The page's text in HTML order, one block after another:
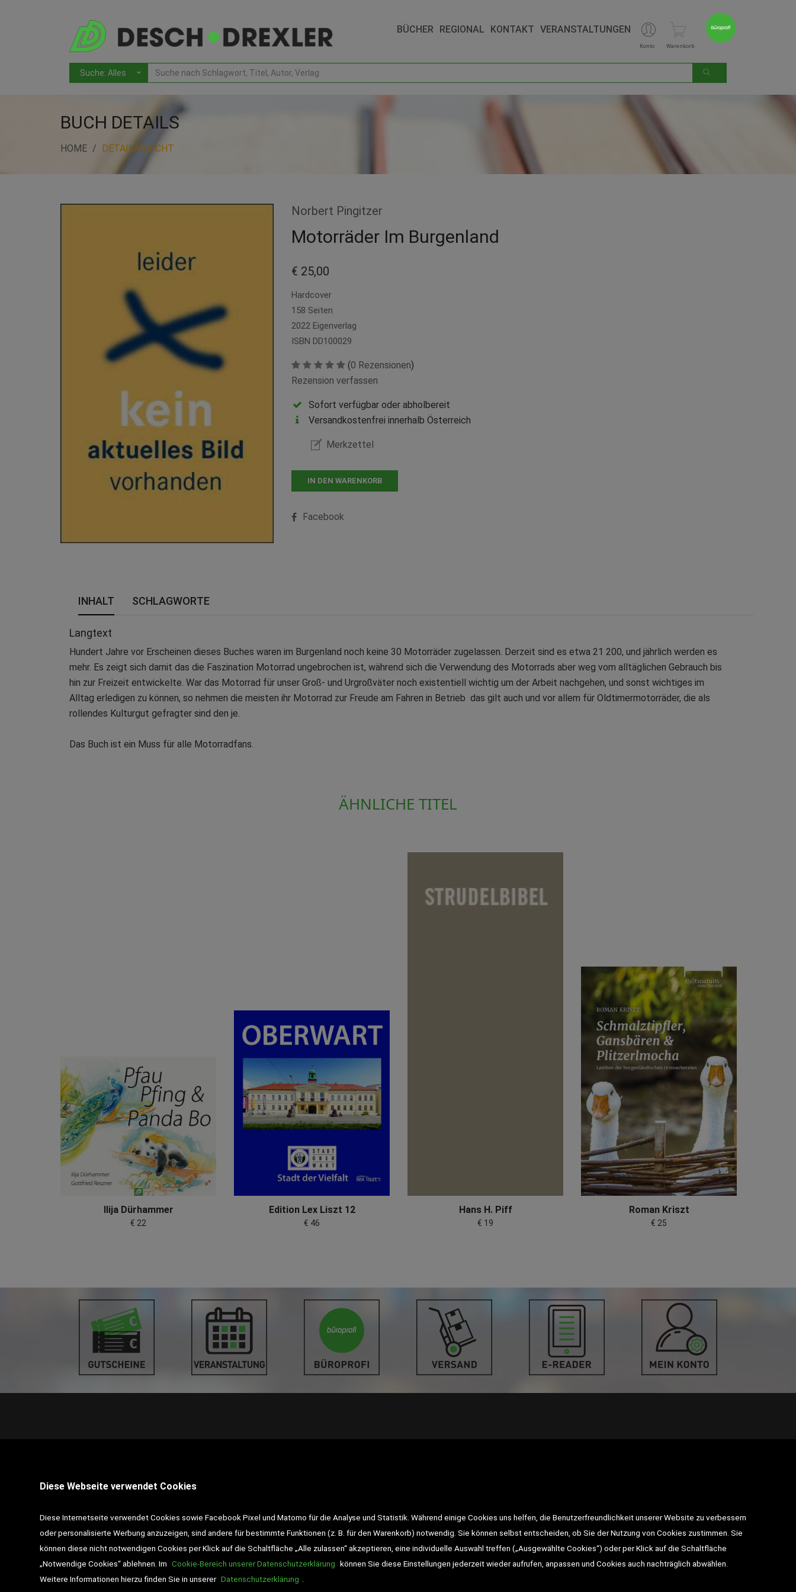
Konto Warenkorb
BÜCHER REGIONAL KONTAKT VERANSTALTUNGEN
BUCH DETAILS
HOME DETAILANSICHT
Norbert Pingitzer
Motorräder Im Burgenland
€ 25,00
Hardcover
158 Seiten
2022 Eigenverlag
ISBN DD100029
(0 Rezensionen)
Rezension verfassen
Sofort verfügbar oder abholbereit
Versandkostenfrei innerhalb Österreich
Merkzettel
IN DEN WARENKORB
Facebook
INHALT SCHLAGWORTE
Langtext
Hundert Jahre vor Erscheinen dieses Buches waren im Burgenland noch keine 30 Motorräder zugelassen. Derzeit sind es etwa 21 200, und jährlich werden es
mehr. Es zeigt sich damit das die Faszination Motorrad ungebrochen ist, während sich die Verwendung des Motorrads aber weg vom alltäglichen Gebrauch bis
hin zur Freizeit entwickelte. War das Motorrad für unser Groß- und Urgroßväter noch existentiell wichtig um der Arbeit nachgehen, und sonst wichtiges im
Alltag erledigen zu können, so nehmen die meisten ihr Motorrad zur Freude am Fahren in Betrieb  das gilt auch und vor allem für Oldtimermotorräder, die als
rollendes Kulturgut gefragter sind den je.
Das Buch ist ein Muss für alle Motorradfans.
ÄHNLICHE TITEL
Ilija Dürhammer
€ 22
Edition Lex Liszt 12
€ 46
Hans H. Piff
€ 19
Roman Kriszt
€ 25
7423 Pinkafeld
pinkafeld@desch-drexler.at
Wir liefern ausschließlich nach
Impressum AGB Datenschutz
Widerrufsrecht Gutscheine BESUCHEN SIE UNS
Diese Webseite verwendet Cookies
Diese Internetseite verwendet Cookies sowie Facebook Pixel und Matomo für die Analyse und Statistik. Während einige Cookies uns helfen, die Benutzerfreundlichkeit unserer Website zu verbessern
oder personalisierte Werbung anzuzeigen, sind andere für bestimmte Funktionen (z. B. für den Warenkorb) notwendig. Sie können selbst entscheiden, ob Sie der Nutzung von Cookies zustimmen. Sie
können diese nicht notwendigen Cookies per Klick auf die Schaltfläche „Alle zulassen“ akzeptieren, eine individuelle Auswahl treffen („Ausgewählte Cookies“) oder per Klick auf die Schaltfläche
„Notwendige Cookies“ ablehnen. Im Cookie-Bereich unserer Datenschutzerklärung können Sie diese Einstellungen jederzeit wieder aufrufen, anpassen und Cookies auch nachträglich abwählen.
Weitere Informationen hierzu finden Sie in unserer Datenschutzerklärung